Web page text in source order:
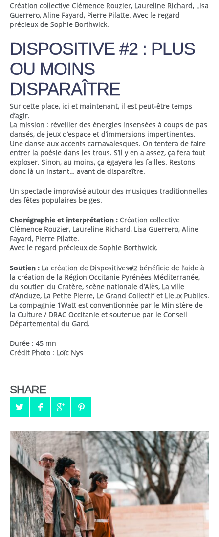
Création collective Clémence Rouzier, Laureline Richard, Lisa
Guerrero, Aline Fayard, Pierre Pilatte. Avec le regard
précieux de Sophie Borthwick.
DISPOSITIVE #2 : PLUS
OU MOINS
DISPARAÎTRE
Sur cette place, ici et maintenant, il est peut-être temps
d’agir.
La mission : réveiller des énergies insensées à coups de pas
dansés, de jeux d’espace et d’immersions impertinentes.
Une danse aux accents carnavalesques. On tentera de faire
entrer la poésie dans les trous. S’il y en a assez, ça fera tout
exploser. Sinon, au moins, ça égayera les failles. Restons
donc là un instant… avant de disparaître.
Un spectacle improvisé autour des musiques traditionnelles
des fêtes populaires belges.
Chorégraphie et interprétation : Création collective
Clémence Rouzier, Laureline Richard, Lisa Guerrero, Aline
Fayard, Pierre Pilatte.
Avec le regard précieux de Sophie Borthwick.
Soutien : La création de Dispositives#2 bénéficie de l’aide à
la création de la Région Occitanie Pyrénées Méditerranée,
du soutien du Cratère, scène nationale d’Alès, La ville
d’Anduze, La Petite Pierre, Le Grand Collectif et Lieux Publics.
La compagnie 1Watt est conventionnée par le Ministère de
la Culture / DRAC Occitanie et soutenue par le Conseil
Départemental du Gard.
Durée : 45 mn
Crédit Photo : Loïc Nys
SHARE